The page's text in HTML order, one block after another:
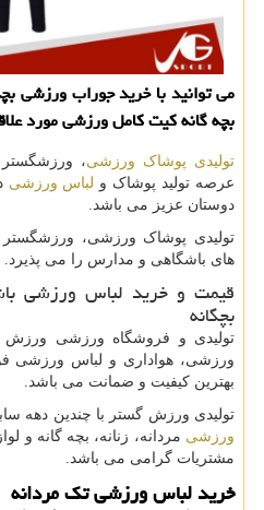
می توانید با خرید جوراب ورزشی
بچه گانه كیت كامل ورزشی مورد
تولیدی پوشاک ورزشی، ورزشگستر
عرصه تولید پوشاک و لباس ورزشی
دوستان عزیز می باشد.
تولیدی پوشاک ورزشی، ورزشگستر
های باشگاهی و مدارس را می پذیرد.
قیمت و خرید لباس ورزشی
بچگانه
تولیدی و فروشگاه ورزشی ورزش
ورزشی، هواداری و لباس ورزشی
بهترین کیفیت و ضمانت می باشد.
تولیدی ورزش گستر با چندین دهه
ورزشی مردانه، زنانه، بچه گانه و
مشتریات گرامی می باشد.
خرید لباس ورزشی تک مردانه